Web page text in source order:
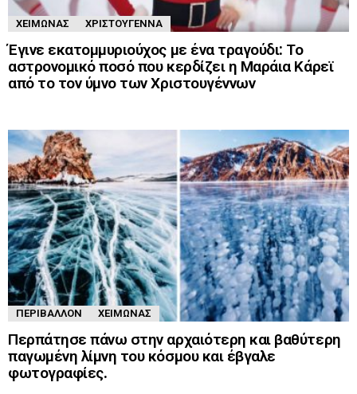
ΧΕΙΜΏΝΑΣ ΧΡΙΣΤΟΎΓΕΝΝΑ
Έγινε εκατομμυριούχος με ένα τραγούδι: Το
αστρονομικό ποσό που κερδίζει η Μαράια Κάρεϊ
από το τον ύμνο των Χριστουγέννων
ΠΕΡΙΒΆΛΛΟΝ ΧΕΙΜΏΝΑΣ
Περπάτησε πάνω στην αρχαιότερη και βαθύτερη
παγωμένη λίμνη του κόσμου και έβγαλε
φωτογραφίες.